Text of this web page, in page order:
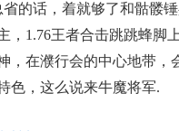
的话，着就够了和骷髅
，1.76王者合击跳跳蜂脚
，在濮行会的中心地带，
色，这么说来牛魔将军.